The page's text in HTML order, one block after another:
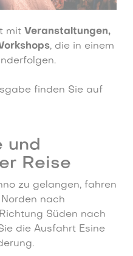
mit Veranstaltungen,
, die in einem
finden Sie auf
und
Reise
zu gelangen, fahren
nach
Süden nach
die Ausfahrt Esine